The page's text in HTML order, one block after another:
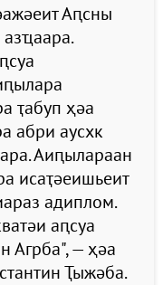
Аԥсны
ҭабуп ҳәа
абри аусхк
Аиԥылараан
исаҭәеишьеит
адиплом.
аԥсуа
Агрба", — ҳәа
Ҭыжәба.